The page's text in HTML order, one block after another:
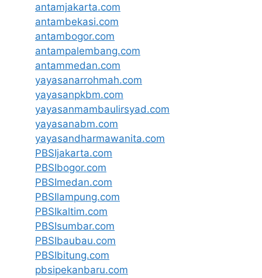
antamjakarta.com
antambekasi.com
antambogor.com
antampalembang.com
antammedan.com
yayasanarrohmah.com
yayasanpkbm.com
yayasanmambaulirsyad.com
yayasanabm.com
yayasandharmawanita.com
PBSIjakarta.com
PBSIbogor.com
PBSImedan.com
PBSIlampung.com
PBSIkaltim.com
PBSIsumbar.com
PBSIbaubau.com
PBSIbitung.com
pbsipekanbaru.com